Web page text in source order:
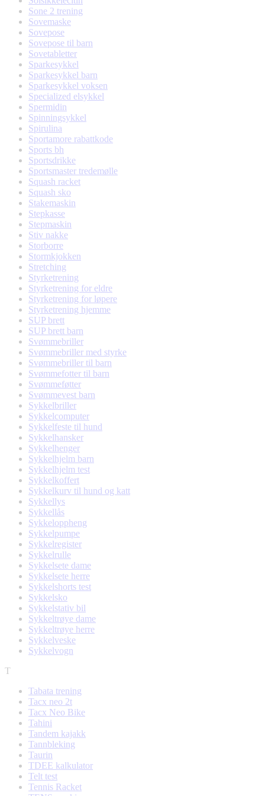
Sone 2 trening
Sovemaske
Sovepose
Sovepose til barn
Sovetabletter
Sparkesykkel
Sparkesykkel barn
Sparkesykkel voksen
Specialized elsykkel
Spermidin
Spinningsykkel
Spirulina
Sportamore rabattkode
Sports bh
Sportsdrikke
Sportsmaster tredemølle
Squash racket
Squash sko
Stakemaskin
Stepkasse
Stepmaskin
Stiv nakke
Storborre
Stormkjokken
Stretching
Styrketrening
Styrketrening for eldre
Styrketrening for løpere
Styrketrening hjemme
SUP brett
SUP brett barn
Svømmebriller
Svømmebriller med styrke
Svømmebriller til barn
Svømmefotter til barn
Svømmeføtter
Svømmevest barn
Sykkelbriller
Sykkelcomputer
Sykkelfeste til hund
Sykkelhansker
Sykkelhenger
Sykkelhjelm barn
Sykkelhjelm test
Sykkelkoffert
Sykkelkurv til hund og katt
Sykkellys
Sykkellås
Sykkeloppheng
Sykkelpumpe
Sykkelregister
Sykkelrulle
Sykkelsete dame
Sykkelsete herre
Sykkelshorts test
Sykkelsko
Sykkelstativ bil
Sykkeltrøye dame
Sykkeltrøye herre
Sykkelveske
Sykkelvogn
T
Tabata trening
Tacx neo 2t
Tacx Neo Bike
Tahini
Tandem kajakk
Tannbleking
Taurin
TDEE kalkulator
Telt test
Tennis Racket